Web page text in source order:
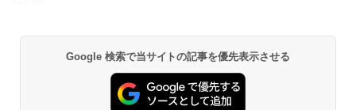
Google 検索で当サイトの記事を優先表示させる